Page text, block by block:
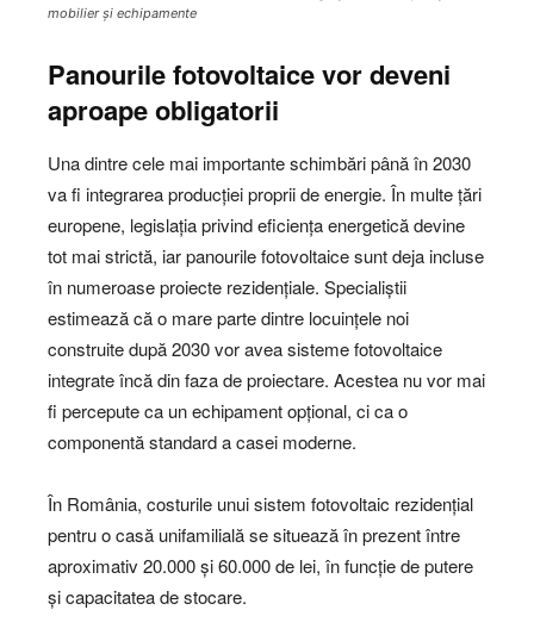
mobilier și echipamente
Panourile fotovoltaice vor deveni
aproape obligatorii
Una dintre cele mai importante schimbări până în 2030
va fi integrarea producției proprii de energie. În multe țări
europene, legislația privind eficiența energetică devine
tot mai strictă, iar panourile fotovoltaice sunt deja incluse
în numeroase proiecte rezidențiale. Specialiștii
estimează că o mare parte dintre locuințele noi
construite după 2030 vor avea sisteme fotovoltaice
integrate încă din faza de proiectare. Acestea nu vor mai
fi percepute ca un echipament opțional, ci ca o
componentă standard a casei moderne.
În România, costurile unui sistem fotovoltaic rezidențial
pentru o casă unifamilială se situează în prezent între
aproximativ 20.000 și 60.000 de lei, în funcție de putere
și capacitatea de stocare.